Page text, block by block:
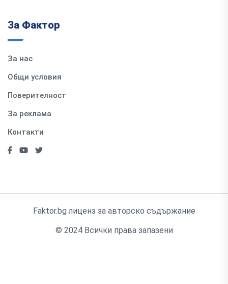
За Фактор
За нас
Общи условия
Поверителност
За реклама
Контакти
Faktor.bg лиценз за авторско съдържание
© 2024 Всички права запазени